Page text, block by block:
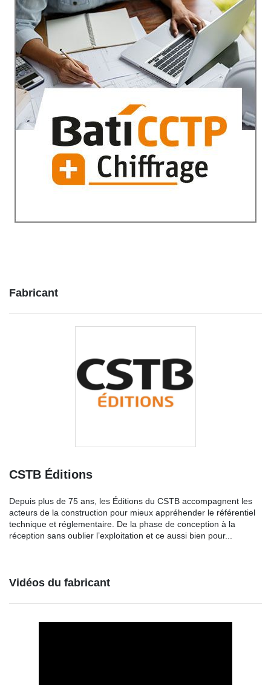
Fabricant
CSTB Éditions
Depuis plus de 75 ans, les Éditions du CSTB accompagnent les
acteurs de la construction pour mieux appréhender le référentiel
technique et réglementaire. De la phase de conception à la
réception sans oublier l’exploitation et ce aussi bien pour...
Vidéos du fabricant